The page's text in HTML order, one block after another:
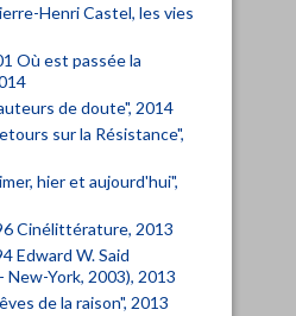
Henri Castel, les vies
Où est passée la
de doute", 2014
sur la Résistance",
hier et aujourd'hui",
Cinélittérature, 2013
Edward W. Said
New-York, 2003), 2013
de la raison", 2013